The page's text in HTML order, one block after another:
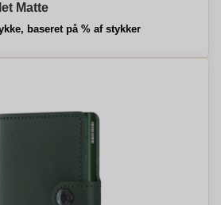
Matte
baseret på % af stykker